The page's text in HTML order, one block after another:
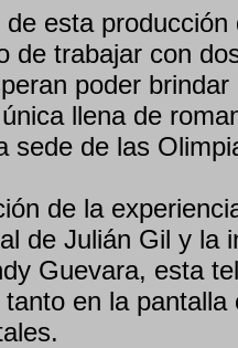
esta
de trabajar con
poder
llena de
sede de las
de la
de Julián Gil y la
Guevara, esta
en la pantalla